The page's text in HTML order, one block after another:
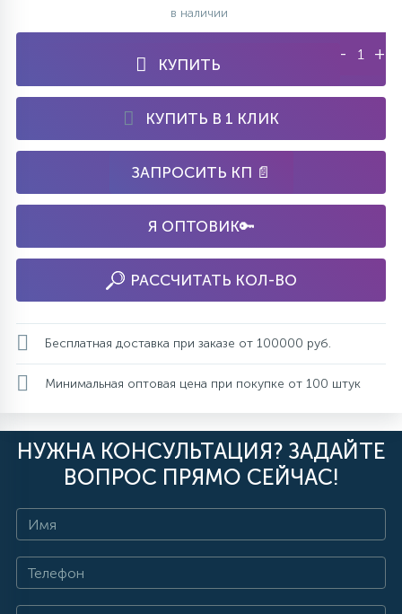
в наличии
КУПИТЬ
- +
КУПИТЬ В 1 КЛИК
ЗАПРОСИТЬ КП 📄
Я ОПТОВИК🔑
РАССЧИТАТЬ КОЛ-ВО
Бесплатная доставка при заказе от 100000 руб.
Минимальная оптовая цена при покупке от 100 штук
НУЖНА КОНСУЛЬТАЦИЯ? ЗАДАЙТЕ
ВОПРОС ПРЯМО СЕЙЧАС!